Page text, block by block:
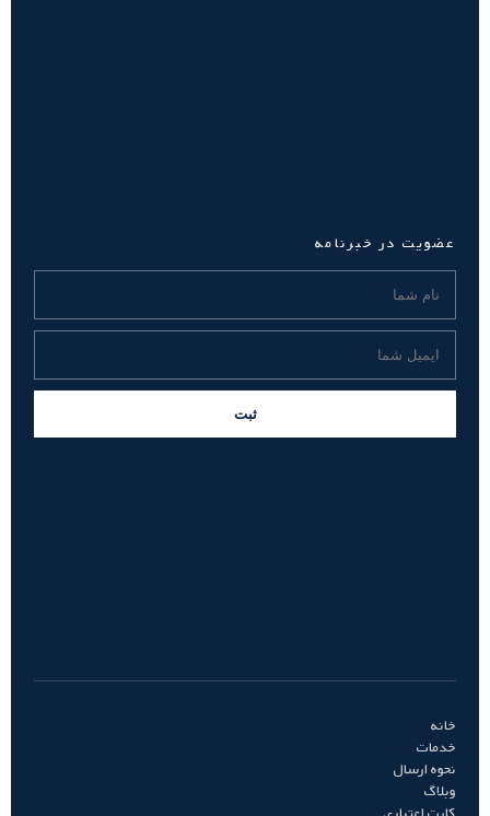
عضویت در خبرنامه
ثبت
خانه
خدمات
نحوه ارسال
وبلاگ